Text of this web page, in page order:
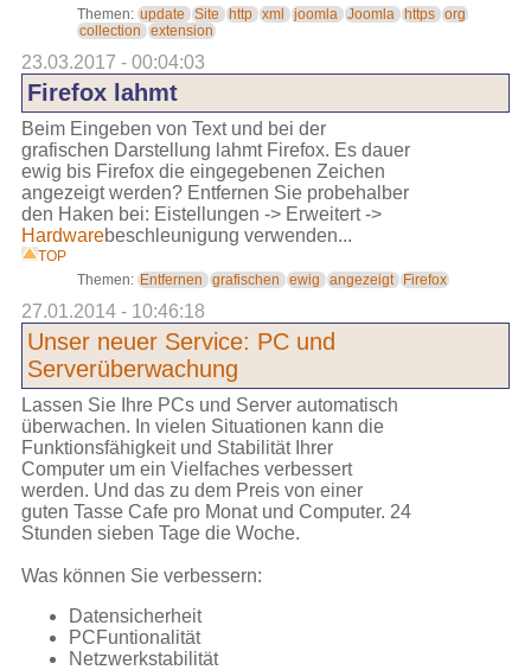
Themen:update Site http xml joomla Joomla https org
collection
extension
23.03.2017 - 00:04:03
Firefox lahmt
Beim Eingeben von Text und bei der
grafischen Darstellung lahmt Firefox. Es dauer
ewig bis Firefox die eingegebenen Zeichen
angezeigt werden? Entfernen Sie probehalber
den Haken bei: Eistellungen -> Erweitert ->
Hardwarebeschleunigung verwenden...
TOP
Themen: Entfernen grafischen ewig angezeigt Firefox
27.01.2014 - 10:46:18
Unser neuer Service: PC und
Serverüberwachung
Lassen Sie Ihre PCs und Server automatisch
überwachen. In vielen Situationen kann die
Funktionsfähigkeit und Stabilität Ihrer
Computer um ein Vielfaches verbessert
werden. Und das zu dem Preis von einer
guten Tasse Cafe pro Monat und Computer. 24
Stunden sieben Tage die Woche.
Was können Sie verbessern:
Datensicherheit
PCFuntionalität
Netzwerkstabilität